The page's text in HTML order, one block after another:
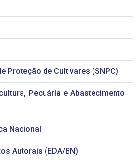
Proteção de Cultivares (SNPC)
Pecuária e Abastecimento
Nacional
Autorais (EDA/BN)